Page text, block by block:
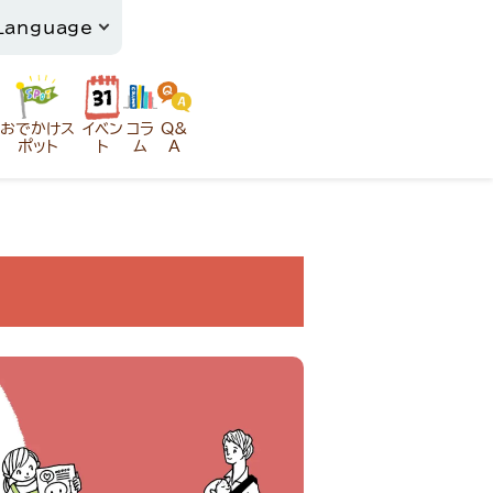
おでかけス
ポット
イベン
ト
コラ
ム
Q&
A